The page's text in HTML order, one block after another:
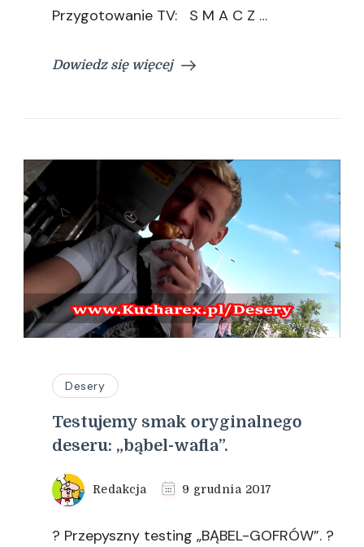
Przygotowanie TV: S M A C Z …
Dowiedz się więcej
Desery
Testujemy smak oryginalnego
deseru: „bąbel-wafla”.
Redakcja 9 grudnia 2017
? Przepyszny testing „BĄBEL-GOFRÓW”. ?